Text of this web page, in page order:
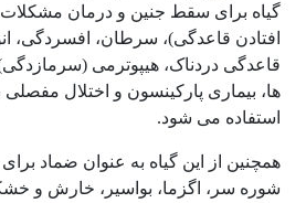
گیاه برای سقط جنین و درمان مشکلات
افتادن قاعدگی)، سرطان، افسردگی،
قاعدگی دردناک، هیپوترمی
ها، بیماری پارکینسون و اختلال
استفاده می شود.
همچنین از این گیاه به عنوان ضماد
شوره سر، اگزما، بواسیر، خارش و